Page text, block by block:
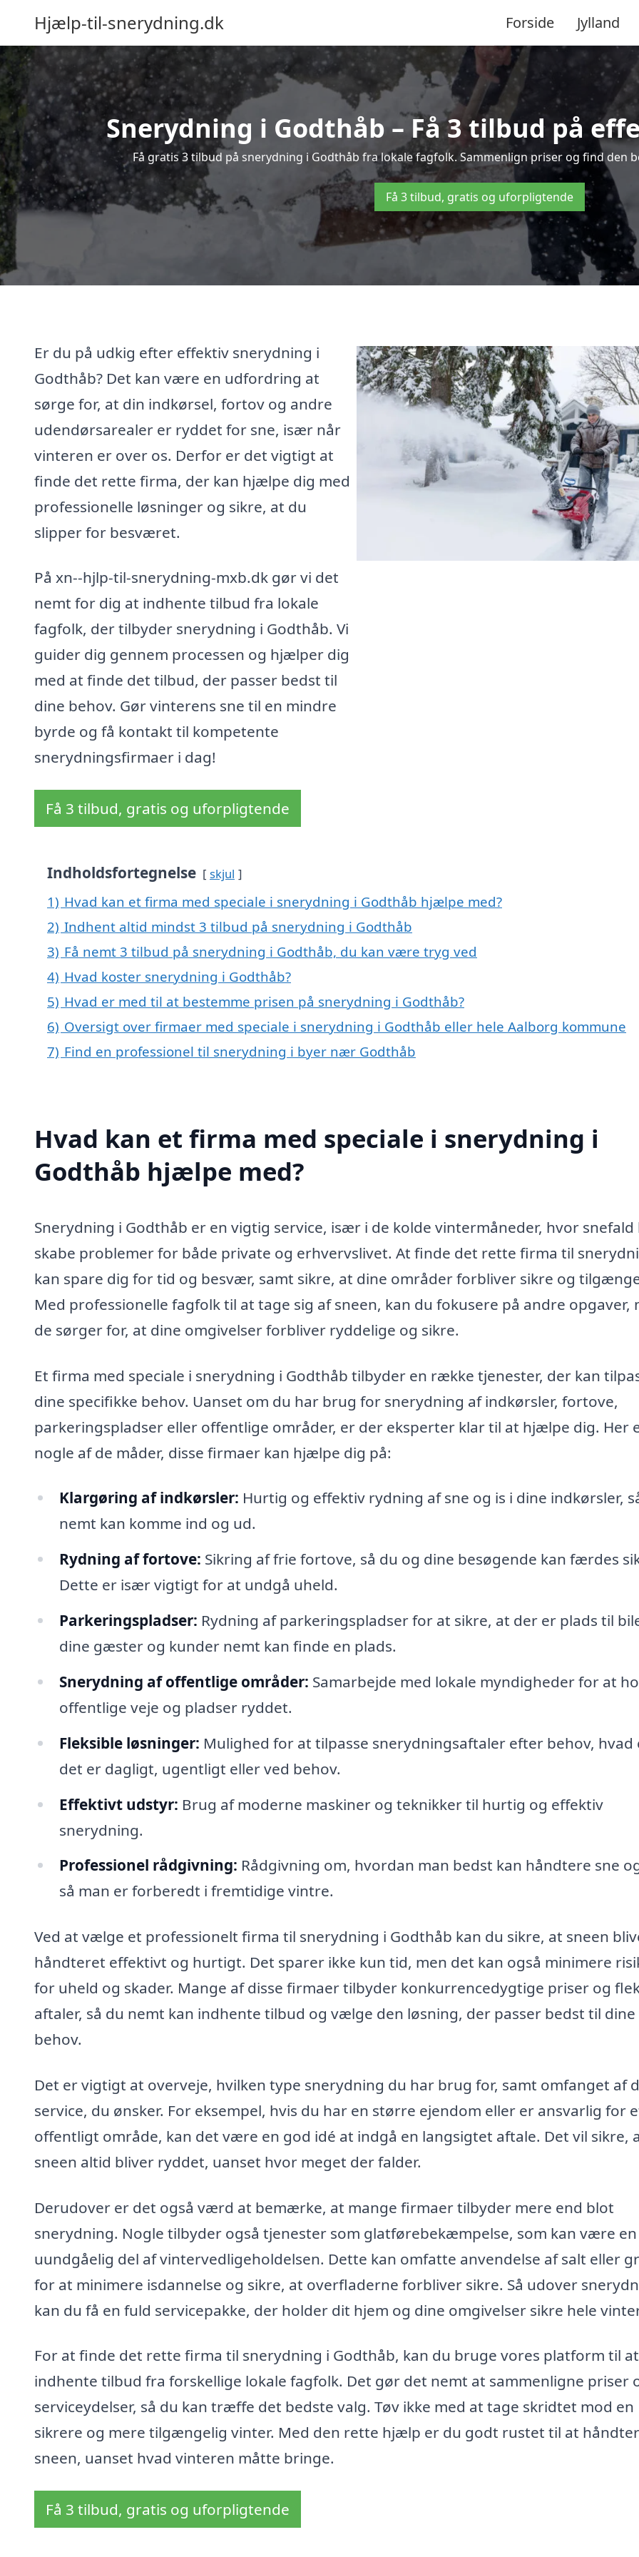
Hjælp-til-snerydning.dk Forside Jylland
Snerydning i Godthåb – Få 3 tilbud på
Få gratis 3 tilbud på snerydning i Godthåb fra lokale fagfolk. Sammenlign priser og find den
Få 3 tilbud, gratis og uforpligtende
Er du på udkig efter effektiv snerydning i
Godthåb? Det kan være en udfordring at
sørge for, at din indkørsel, fortov og andre
udendørsarealer er ryddet for sne, især når
vinteren er over os. Derfor er det vigtigt at
finde det rette firma, der kan hjælpe dig med
professionelle løsninger og sikre, at du
slipper for besværet.
På xn--hjlp-til-snerydning-mxb.dk gør vi det
nemt for dig at indhente tilbud fra lokale
fagfolk, der tilbyder snerydning i Godthåb. Vi
guider dig gennem processen og hjælper dig
med at finde det tilbud, der passer bedst til
dine behov. Gør vinterens sne til en mindre
byrde og få kontakt til kompetente
snerydningsfirmaer i dag!
Få 3 tilbud, gratis og uforpligtende
Indholdsfortegnelse skjul
1) Hvad kan et firma med speciale i snerydning i Godthåb hjælpe med?
2) Indhent altid mindst 3 tilbud på snerydning i Godthåb
3) Få nemt 3 tilbud på snerydning i Godthåb, du kan være tryg ved
4) Hvad koster snerydning i Godthåb?
5) Hvad er med til at bestemme prisen på snerydning i Godthåb?
6) Oversigt over firmaer med speciale i snerydning i Godthåb eller hele Aalborg kommune
7) Find en professionel til snerydning i byer nær Godthåb
Hvad kan et firma med speciale i snerydning i
Godthåb hjælpe med?
Snerydning i Godthåb er en vigtig service, især i de kolde vintermåneder, hvor snefald
skabe problemer for både private og erhvervslivet. At finde det rette firma til
kan spare dig for tid og besvær, samt sikre, at dine områder forbliver sikre og
Med professionelle fagfolk til at tage sig af sneen, kan du fokusere på andre opgaver,
de sørger for, at dine omgivelser forbliver ryddelige og sikre.
Et firma med speciale i snerydning i Godthåb tilbyder en række tjenester, der kan
dine specifikke behov. Uanset om du har brug for snerydning af indkørsler, fortove,
parkeringspladser eller offentlige områder, er der eksperter klar til at hjælpe dig. Her
nogle af de måder, disse firmaer kan hjælpe dig på:
Klargøring af indkørsler: Hurtig og effektiv rydning af sne og is i dine indkørsler,
nemt kan komme ind og ud.
Rydning af fortove: Sikring af frie fortove, så du og dine besøgende kan færdes
Dette er især vigtigt for at undgå uheld.
Parkeringspladser: Rydning af parkeringspladser for at sikre, at der er plads til
dine gæster og kunder nemt kan finde en plads.
Snerydning af offentlige områder: Samarbejde med lokale myndigheder for at
offentlige veje og pladser ryddet.
Fleksible løsninger: Mulighed for at tilpasse snerydningsaftaler efter behov, hvad
det er dagligt, ugentligt eller ved behov.
Effektivt udstyr: Brug af moderne maskiner og teknikker til hurtig og effektiv
snerydning.
Professionel rådgivning: Rådgivning om, hvordan man bedst kan håndtere sne
så man er forberedt i fremtidige vintre.
Ved at vælge et professionelt firma til snerydning i Godthåb kan du sikre, at sneen
håndteret effektivt og hurtigt. Det sparer ikke kun tid, men det kan også minimere
for uheld og skader. Mange af disse firmaer tilbyder konkurrencedygtige priser og
aftaler, så du nemt kan indhente tilbud og vælge den løsning, der passer bedst til dine
behov.
Det er vigtigt at overveje, hvilken type snerydning du har brug for, samt omfanget af
service, du ønsker. For eksempel, hvis du har en større ejendom eller er ansvarlig for
offentligt område, kan det være en god idé at indgå en langsigtet aftale. Det vil sikre,
sneen altid bliver ryddet, uanset hvor meget der falder.
Derudover er det også værd at bemærke, at mange firmaer tilbyder mere end blot
snerydning. Nogle tilbyder også tjenester som glatførebekæmpelse, som kan være en
uundgåelig del af vintervedligeholdelsen. Dette kan omfatte anvendelse af salt eller
for at minimere isdannelse og sikre, at overfladerne forbliver sikre. Så udover
kan du få en fuld servicepakke, der holder dit hjem og dine omgivelser sikre hele
For at finde det rette firma til snerydning i Godthåb, kan du bruge vores platform til at
indhente tilbud fra forskellige lokale fagfolk. Det gør det nemt at sammenligne priser
serviceydelser, så du kan træffe det bedste valg. Tøv ikke med at tage skridtet mod en
sikrere og mere tilgængelig vinter. Med den rette hjælp er du godt rustet til at
sneen, uanset hvad vinteren måtte bringe.
Få 3 tilbud, gratis og uforpligtende